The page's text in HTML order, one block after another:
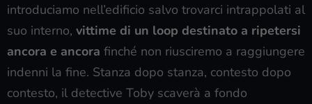
introduciamo nell’edificio salvo trovarci intrappolati al
suo interno, vittime di un loop destinato a ripetersi
ancora e ancora finché non riusciremo a raggiungere
indenni la fine. Stanza dopo stanza, contesto dopo
contesto, il detective Toby scaverà a fondo